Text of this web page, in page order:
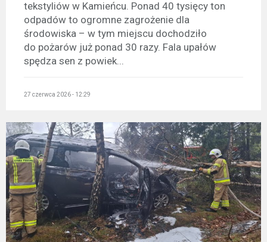
tekstyliów w Kamieńcu. Ponad 40 tysięcy ton
odpadów to ogromne zagrożenie dla
środowiska – w tym miejscu dochodziło
do pożarów już ponad 30 razy. Fala upałów
spędza sen z powiek...
27 czerwca 2026 - 12:29